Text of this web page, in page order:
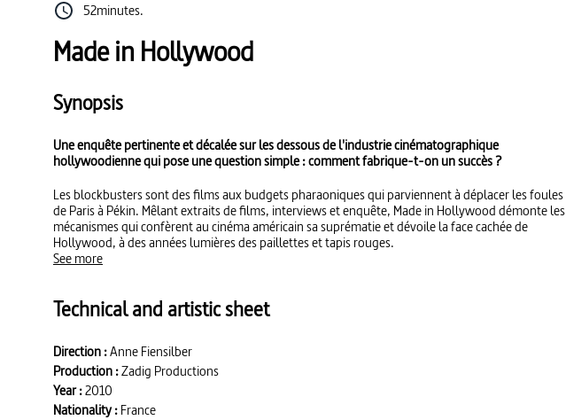
52minutes.
Made in Hollywood
Synopsis
Une enquête pertinente et décalée sur les dessous de l'industrie cinématographique
hollywoodienne qui pose une question simple : comment fabrique-t-on un succès ?
Les blockbusters sont des films aux budgets pharaoniques qui parviennent à déplacer les foules
de Paris à Pékin. Mêlant extraits de films, interviews et enquête, Made in Hollywood démonte les
mécanismes qui confèrent au cinéma américain sa suprématie et dévoile la face cachée de
Hollywood, à des années lumières des paillettes et tapis rouges.
See more
Technical and artistic sheet
Direction :Anne Fiensilber
Production :Zadig Productions
Year :2010
Nationality :France